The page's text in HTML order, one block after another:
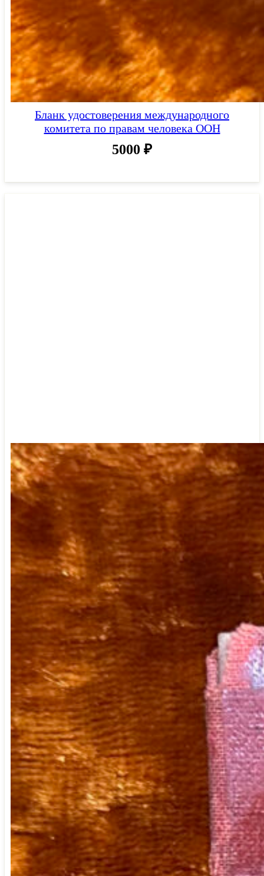
Бланк удостоверения международного
комитета по правам человека ООН
5000 ₽